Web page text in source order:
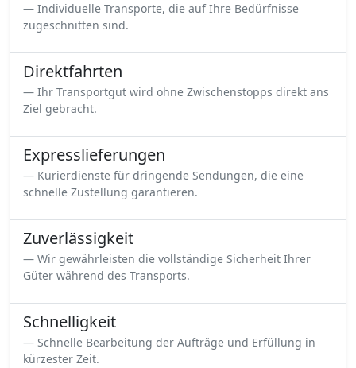
Individuelle Transporte, die auf Ihre Bedürfnisse
zugeschnitten sind.
Direktfahrten
Ihr Transportgut wird ohne Zwischenstopps direkt ans
Ziel gebracht.
Expresslieferungen
Kurierdienste für dringende Sendungen, die eine
schnelle Zustellung garantieren.
Zuverlässigkeit
Wir gewährleisten die vollständige Sicherheit Ihrer
Güter während des Transports.
Schnelligkeit
Schnelle Bearbeitung der Aufträge und Erfüllung in
kürzester Zeit.